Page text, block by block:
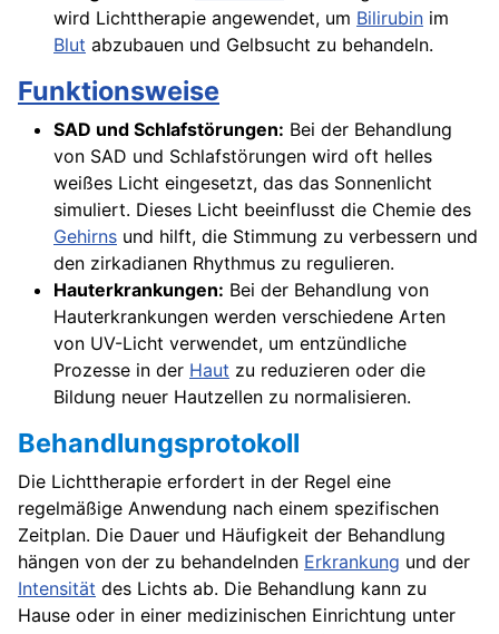
wird Lichttherapie angewendet, um Bilirubin im
Blut abzubauen und Gelbsucht zu behandeln.
Funktionsweise
SAD und Schlafstörungen: Bei der Behandlung
von SAD und Schlafstörungen wird oft helles
weißes Licht eingesetzt, das das Sonnenlicht
simuliert. Dieses Licht beeinflusst die Chemie des
Gehirns und hilft, die Stimmung zu verbessern und
den zirkadianen Rhythmus zu regulieren.
Hauterkrankungen: Bei der Behandlung von
Hauterkrankungen werden verschiedene Arten
von UV-Licht verwendet, um entzündliche
Prozesse in der Haut zu reduzieren oder die
Bildung neuer Hautzellen zu normalisieren.
Behandlungsprotokoll
Die Lichttherapie erfordert in der Regel eine
regelmäßige Anwendung nach einem spezifischen
Zeitplan. Die Dauer und Häufigkeit der Behandlung
hängen von der zu behandelnden Erkrankung und der
Intensität des Lichts ab. Die Behandlung kann zu
Hause oder in einer medizinischen Einrichtung unter